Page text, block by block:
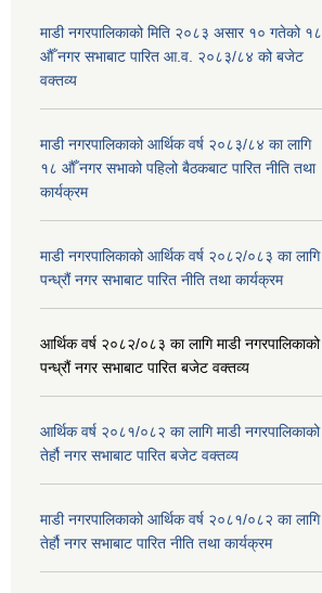
माडी नगरपालिकाको मिति २०८३ असार १० गतेको १८
औँ नगर सभाबाट पारित आ.व. २०८३/८४ को बजेट
वक्तव्य
माडी नगरपालिकाको आर्थिक वर्ष २०८३/८४ का लागि
१८ औँ नगर सभाको पहिलो बैठकबाट पारित नीति तथा
कार्यक्रम
माडी नगरपालिकाको आर्थिक वर्ष २०८२/०८३ का लागि
पन्ध्रौं नगर सभाबाट पारित नीति तथा कार्यक्रम
आर्थिक वर्ष २०८२/०८३ का लागि माडी नगरपालिकाको
पन्ध्रौं नगर सभाबाट पारित बजेट वक्तव्य
आर्थिक वर्ष २०८१/०८२ का लागि माडी नगरपालिकाको
तेर्हौ नगर सभाबाट पारित बजेट वक्तव्य
माडी नगरपालिकाको आर्थिक वर्ष २०८१/०८२ का लागि
तेर्हौ नगर सभाबाट पारित नीति तथा कार्यक्रम